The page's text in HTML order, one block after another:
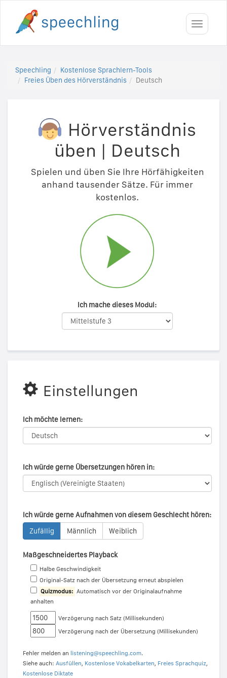
Toggle
Speechling
Kostenlose Sprachlern-Tools
Freies Üben des Hörverständnis
Deutsch
Hörverständnis
üben | Deutsch
Spielen und üben Sie Ihre Hörfähigkeiten
anhand tausender Sätze. Für immer
kostenlos.
Ich mache dieses Modul:
Einstellungen
Ich möchte lernen:
Ich würde gerne Übersetzungen hören in:
Ich würde gerne Aufnahmen von diesem Geschlecht hören:
Zufällig
Männlich Weiblich
Maßgeschneidertes Playback
Halbe Geschwindigkeit
Original-Satz nach der Übersetzung erneut abspielen
Quizmodus: Automatisch vor der Originalaufnahme
anhalten
Verzögerung nach Satz (Millisekunden)
Verzögerung nach der Übersetzung (Millisekunden)
Fehler melden an listening@speechling.com.
Siehe auch: Ausfüllen, Kostenlose Vokabelkarten, Freies Sprachquiz,
Kostenlose Diktate